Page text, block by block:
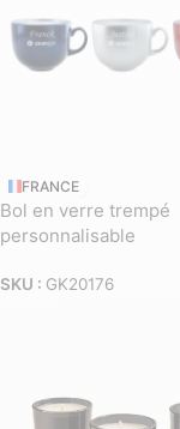
FRANCE
Bol en verre trempé
personnalisable
SKU : GK20176